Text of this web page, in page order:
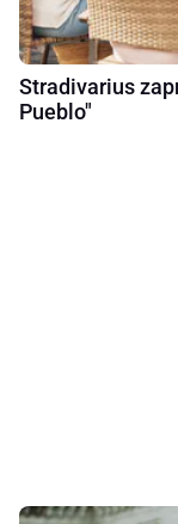
Stradivarius
Pueblo"